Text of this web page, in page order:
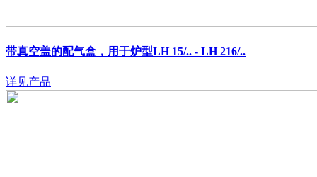
带真空盖的配气盒，用于炉型LH 15/.. - LH 216/..
详见产品